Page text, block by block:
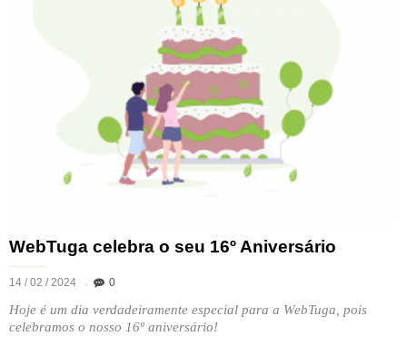
WebTuga celebra o seu 16º Aniversário
14 / 02 / 2024 0
Hoje é um dia verdadeiramente especial para a WebTuga, pois
celebramos o nosso 16º aniversário!